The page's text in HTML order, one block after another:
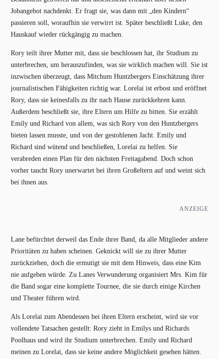
Jobangebot nachdenkt. Er fragt sie, was dann mit „den Kindern“
passieren soll, woraufhin sie verwirrt ist. Später beschließt Luke, den
Hauskauf wieder rückgängig zu machen.
Rory teilt ihrer Mutter mit, dass sie beschlossen hat, ihr Studium zu
unterbrechen, um herauszufinden, was sie wirklich machen will. Sie ist
inzwischen überzeugt, dass Mitchum Huntzbergers Einschätzung ihrer
journalistischen Fähigkeiten richtig war. Lorelai ist erbost und eröffnet
Rory, dass sie keinesfalls zu ihr nach Hause zurückkehren kann.
Außerdem beschließt sie, ihre Eltern um Hilfe zu bitten. Sie erzählt
Emily und Richard von allem, was sich Rory von den Huntzbergers
bieten lassen musste, und von der gestohlenen Jacht. Emily und
Richard sind wütend und beschließen, Lorelai zu helfen. Sie
verabreden einen Plan für den nächsten Freitagabend. Doch schon
vorher taucht Rory unerwartet bei ihren Großeltern auf und weint sich
bei ihnen aus.
ANZEIGE
Lane befürchtet derweil das Ende ihrer Band, da alle Mitglieder andere
Prioritäten zu haben scheinen. Geknickt will sie zu ihrer Mutter
zurückziehen, doch die ermutigt sie mit dem Hinweis, dass eine Kim
nie aufgeben würde. Zu Lanes Verwunderung organisiert Mrs. Kim für
die Band sogar eine komplette Tournee, die sie durch einige Kirchen
und Theater führen wird.
Als Lorelai zum Abendessen bei ihren Eltern erscheint, wird sie vor
vollendete Tatsachen gestellt: Rory zieht in Emilys und Richards
Poolhaus und wird ihr Studium unterbrechen. Emily und Richard
meinen zu Lorelai, dass sie keine andere Möglichkeit gesehen hätten.